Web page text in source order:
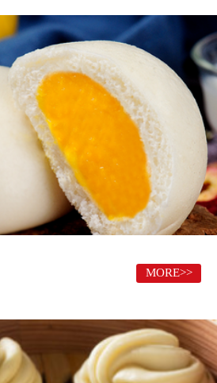
MORE>>